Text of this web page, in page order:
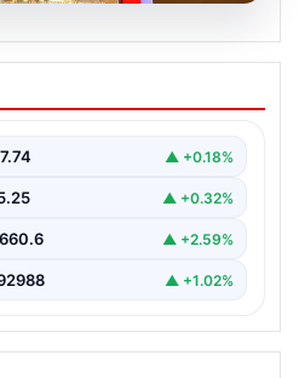
İstanbul’da
Yayılıyor!
sahipliği yapmaya
▲ +0.18%
▲ +0.32%
▲ +2.59%
▲ +1.02%